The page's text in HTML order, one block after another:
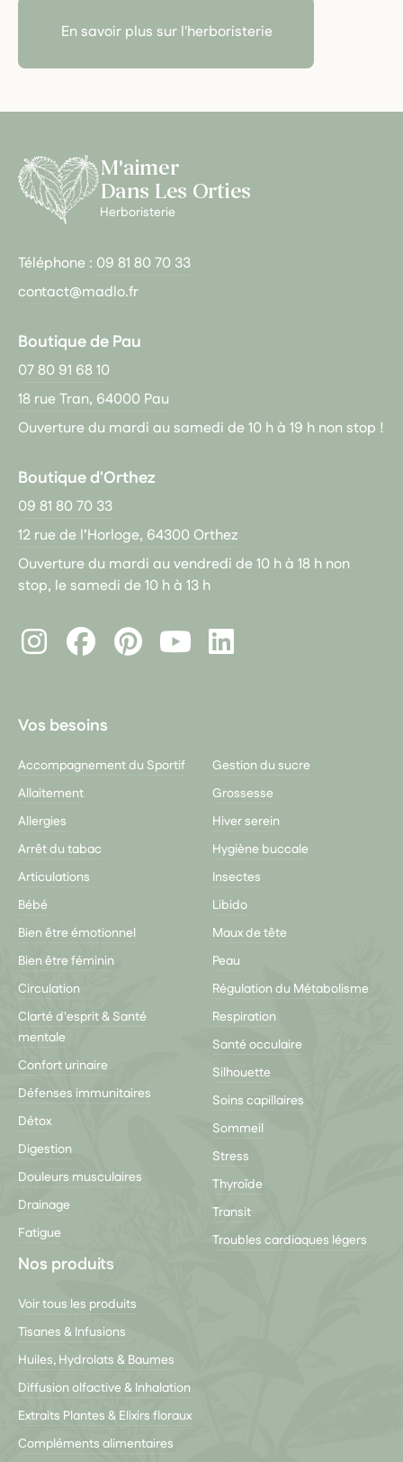
En savoir plus sur l'herboristerie
M'aimer
Dans Les Orties
Herboristerie
Téléphone : 09 81 80 70 33
contact@madlo.fr
Boutique de Pau
07 80 91 68 10
18 rue Tran, 64000 Pau
Ouverture du mardi au samedi de 10 h à 19 h non stop !
Boutique d'Orthez
09 81 80 70 33
12 rue de l’Horloge, 64300 Orthez
Ouverture du mardi au vendredi de 10 h à 18 h non
stop, le samedi de 10 h à 13 h
InstagramFacebookPinterest
LinkedIn
Vos besoins
Accompagnement du Sportif
Allaitement
Allergies
Arrêt du tabac
Articulations
Bébé
Bien être émotionnel
Bien être féminin
Circulation
Clarté d'esprit & Santé
mentale
Confort urinaire
Défenses immunitaires
Détox
Digestion
Douleurs musculaires
Drainage
Fatigue
Gestion du sucre
Grossesse
Hiver serein
Hygiène buccale
Insectes
Libido
Maux de tête
Peau
Régulation du Métabolisme
Respiration
Santé occulaire
Silhouette
Soins capillaires
Sommeil
Stress
Thyroïde
Transit
Troubles cardiaques légers
Nos produits
Voir tous les produits
Tisanes & Infusions
Huiles, Hydrolats & Baumes
Diffusion olfactive & Inhalation
Extraits Plantes & Elixirs floraux
Compléments alimentaires